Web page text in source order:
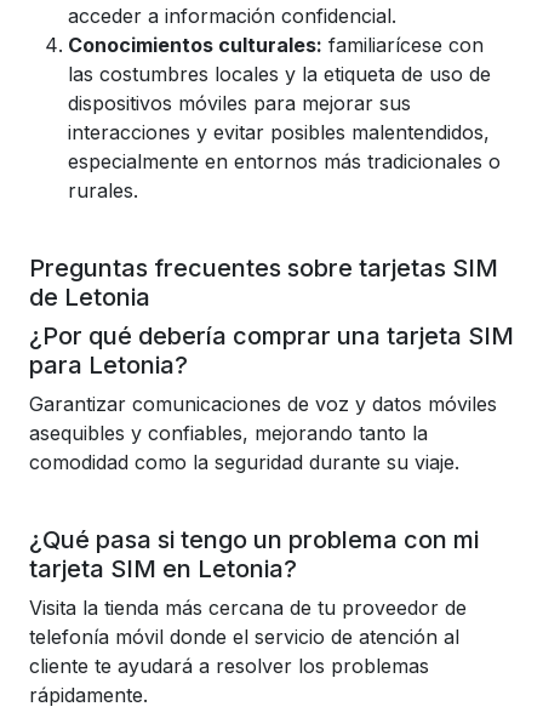
acceder a información confidencial.
Conocimientos culturales: familiarícese con
las costumbres locales y la etiqueta de uso de
dispositivos móviles para mejorar sus
interacciones y evitar posibles malentendidos,
especialmente en entornos más tradicionales o
rurales.
Preguntas frecuentes sobre tarjetas SIM
de Letonia
¿Por qué debería comprar una tarjeta SIM
para Letonia?
Garantizar comunicaciones de voz y datos móviles
asequibles y confiables, mejorando tanto la
comodidad como la seguridad durante su viaje.
¿Qué pasa si tengo un problema con mi
tarjeta SIM en Letonia?
Visita la tienda más cercana de tu proveedor de
telefonía móvil donde el servicio de atención al
cliente te ayudará a resolver los problemas
rápidamente.